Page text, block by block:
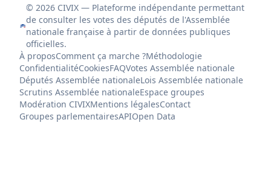
© 2026 CIVIX — Plateforme indépendante permettant
de consulter les votes des députés de l'Assemblée
nationale française à partir de données publiques
officielles.
À proposComment ça marche ?Méthodologie
ConfidentialitéCookiesFAQVotes Assemblée nationale
Députés Assemblée nationaleLois Assemblée nationale
Scrutins Assemblée nationaleEspace groupes
Modération CIVIXMentions légalesContact
Groupes parlementairesAPIOpen Data